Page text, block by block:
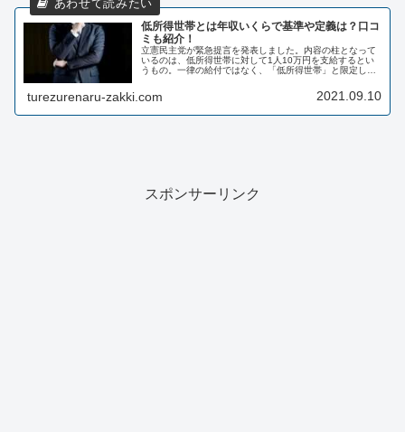
低所得世帯とは年収いくらで基準や定義は？口コ
ミも紹介！
立憲民主党が緊急提言を発表しました。内容の柱となって
いるのは、低所得世帯に対して1人10万円を支給するとい
うもの。一律の給付ではなく、「低所得世帯」と限定して
turezurenaru-zakki.com 2021.09.10
スポンサーリンク